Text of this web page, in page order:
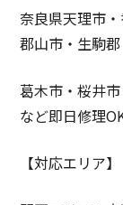
奈良県天理市
郡山市・生駒郡
葛木市・桜井
など即日修理
【対応エリア】